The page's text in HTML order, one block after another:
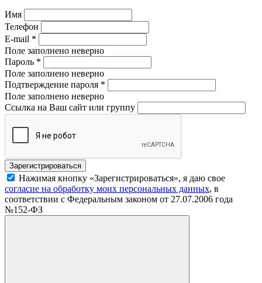
Имя
Телефон
E-mail *
Поле заполнено неверно
Пароль *
Поле заполнено неверно
Подтверждение пароля *
Поле заполнено неверно
Ссылка на Ваш сайт или группу
Нажимая кнопку «Зарегистрироваться», я даю свое
согласие на обработку моих персональных данных, в
соответствии с Федеральным законом от 27.07.2006 года
№152-ФЗ